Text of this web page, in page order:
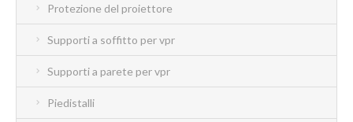
Protezione del proiettore
Supporti a soffitto per vpr
Supporti a parete per vpr
Piedistalli